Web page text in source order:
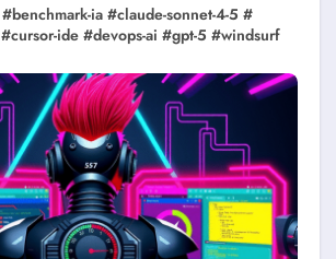
#benchmark-ia #claude-sonnet-4-5 #
#cursor-ide #devops-ai #gpt-5 #windsurf